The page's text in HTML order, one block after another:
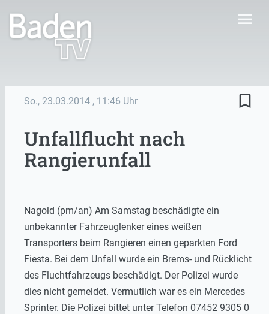
menu
So., 23.03.2014 , 11:46 Uhr bookmark_border
Unfallflucht nach
Rangierunfall
Nagold (pm/an) Am Samstag beschädigte ein
unbekannter Fahrzeuglenker eines weißen
Transporters beim Rangieren einen geparkten Ford
Fiesta. Bei dem Unfall wurde ein Brems- und Rücklicht
des Fluchtfahrzeugs beschädigt. Der Polizei wurde
dies nicht gemeldet. Vermutlich war es ein Mercedes
Sprinter. Die Polizei bittet unter Telefon 07452 9305 0